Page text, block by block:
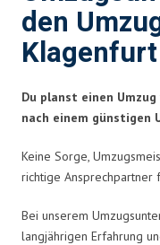
den
Klagenfurt
Du planst einen
nach einem günstigen
Keine Sorge,
richtige Ansprechpartner
Bei unserem
langjährigen Erfahrung